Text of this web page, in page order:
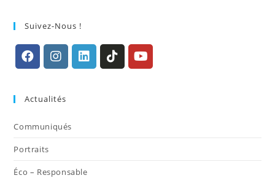
Suivez-Nous !
un
nouvel
nouvel
Actualités
Communiqués
Portraits
Éco – Responsable